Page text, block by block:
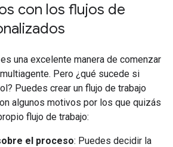
con los flujos de
es una excelente manera de comenzar
Pero ¿qué sucede si
Puedes crear un flujo de trabajo
algunos motivos por los que quizás
flujo de trabajo:
el proceso: Puedes decidir la